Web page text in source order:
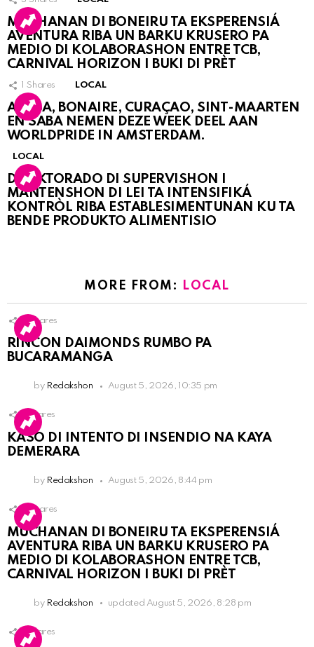
MUCHANAN DI BONEIRU TA EKSPERENSIÁ
AVENTURA RIBA UN BARKU KRUSERO PA
MEDIO DI KOLABORASHON ENTRE TCB,
CARNIVAL HORIZON I BUKI DI PRÈT
1 Shares LOCAL
ARUBA, BONAIRE, CURAÇAO, SINT-MAARTEN
EN SABA NEMEN DEZE WEEK DEEL AAN
WORLDPRIDE IN AMSTERDAM.
LOCAL
DIREKTORADO DI SUPERVISHON I
MANTENSHON DI LEI TA INTENSIFIKÁ
KONTRÒL RIBA ESTABLESIMENTUNAN KU TA
BENDE PRODUKTO ALIMENTISIO
MORE FROM: LOCAL
Shares
RINCON DAIMONDS RUMBO PA
BUCARAMANGA
by Redakshon August 5, 2026, 10:35 pm
Shares
KASO DI INTENTO DI INSENDIO NA KAYA
DEMERARA
by Redakshon August 5, 2026, 8:44 pm
Shares
MUCHANAN DI BONEIRU TA EKSPERENSIÁ
AVENTURA RIBA UN BARKU KRUSERO PA
MEDIO DI KOLABORASHON ENTRE TCB,
CARNIVAL HORIZON I BUKI DI PRÈT
by Redakshon updated August 5, 2026, 8:28 pm
Shares